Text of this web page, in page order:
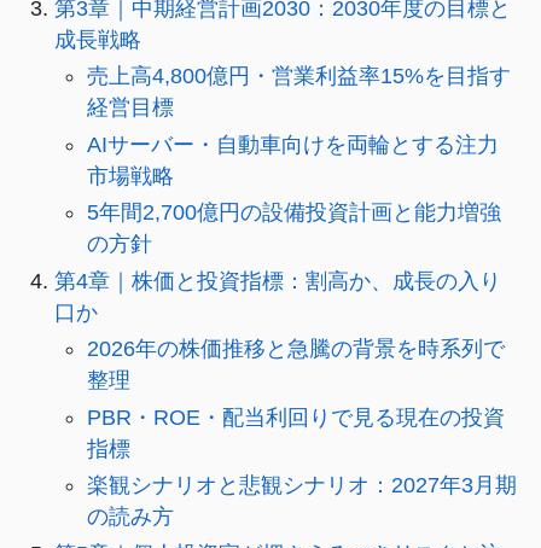
第3章｜中期経営計画2030：2030年度の目標と
成長戦略
売上高4,800億円・営業利益率15%を目指す
経営目標
AIサーバー・自動車向けを両輪とする注力
市場戦略
5年間2,700億円の設備投資計画と能力増強
の方針
第4章｜株価と投資指標：割高か、成長の入り
口か
2026年の株価推移と急騰の背景を時系列で
整理
PBR・ROE・配当利回りで見る現在の投資
指標
楽観シナリオと悲観シナリオ：2027年3月期
の読み方